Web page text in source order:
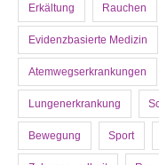
Erkältung Rauchen
Evidenzbasierte Medizin
Atemwegserkrankungen
Lungenerkrankung
Bewegung Sport